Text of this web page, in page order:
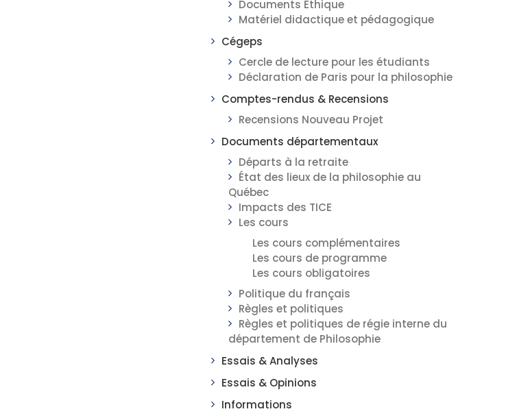
Documents Éthique
Matériel didactique et pédagogique
Cégeps
Cercle de lecture pour les étudiants
Déclaration de Paris pour la philosophie
Comptes-rendus & Recensions
Recensions Nouveau Projet
Documents départementaux
Départs à la retraite
État des lieux de la philosophie au
Québec
Impacts des TICE
Les cours
Les cours complémentaires
Les cours de programme
Les cours obligatoires
Politique du français
Règles et politiques
Règles et politiques de régie interne du
département de Philosophie
Essais & Analyses
Essais & Opinions
Informations